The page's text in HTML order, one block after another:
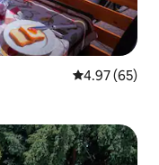
Rating medju
4.97 (65)